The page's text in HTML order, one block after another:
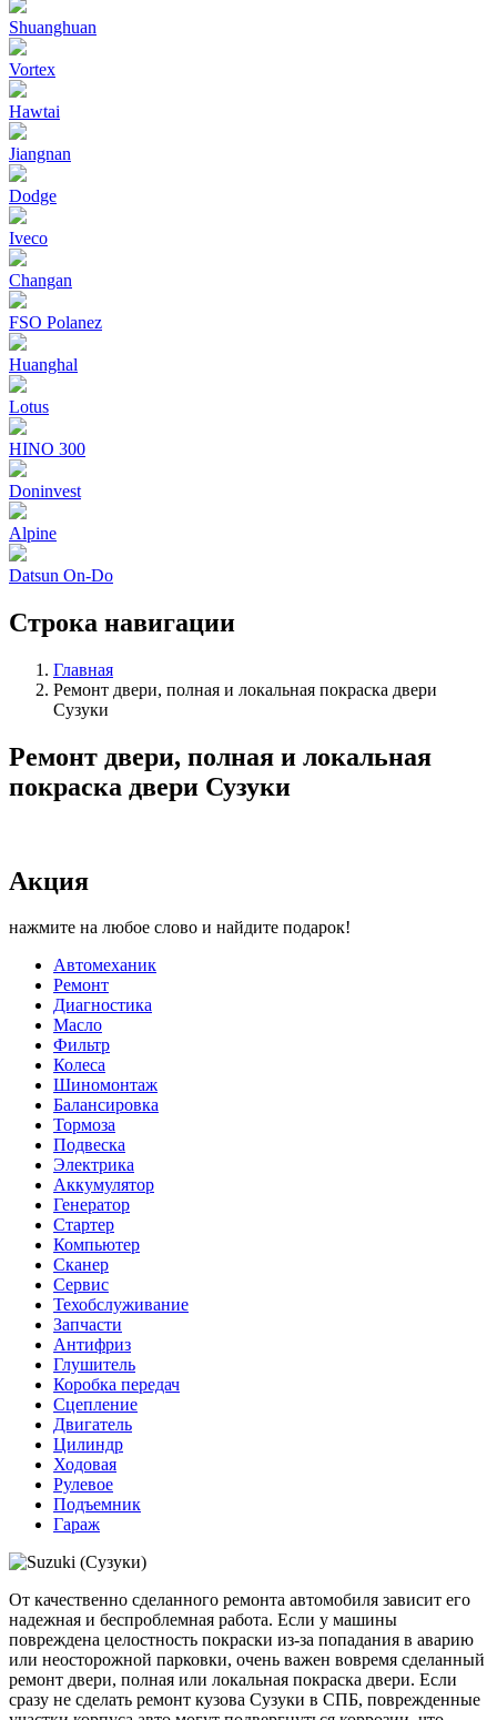
Shuanghuan
Vortex
Hawtai
Jiangnan
Dodge
Iveco
Changan
FSO Polanez
Huanghal
Lotus
HINO 300
Doninvest
Alpine
Datsun On-Do
Строка навигации
Главная
Ремонт двери, полная и локальная покраска двери
Сузуки
Ремонт двери, полная и локальная
покраска двери Сузуки
Акция
нажмите на любое слово и найдите подарок!
Автомеханик
Ремонт
Диагностика
Масло
Фильтр
Колеса
Шиномонтаж
Балансировка
Тормоза
Подвеска
Электрика
Аккумулятор
Генератор
Стартер
Компьютер
Сканер
Сервис
Техобслуживание
Запчасти
Антифриз
Глушитель
Коробка передач
Сцепление
Двигатель
Цилиндр
Ходовая
Рулевое
Подъемник
Гараж
От качественно сделанного ремонта автомобиля зависит его
надежная и беспроблемная работа. Если у машины
повреждена целостность покраски из-за попадания в аварию
или неосторожной парковки, очень важен вовремя сделанный
ремонт двери, полная или локальная покраска двери. Если
сразу не сделать ремонт кузова Сузуки в СПБ, поврежденные